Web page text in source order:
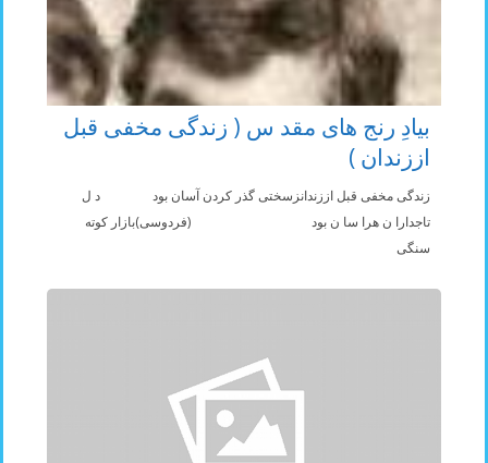
بیادِ رنج های مقد س ( زندگی مخفی قبل
اززندان )
زندگی مخفی قبل اززندانزسختی گذر کردن آسان بود د ل
تاجدارا ن هرا سا ن بود (فردوسی)بازار کوته
سنگی